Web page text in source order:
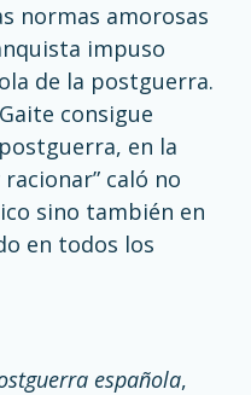
normas amorosas
impuso
de la postguerra.
consigue
en la
caló no
sino también en
en todos los
española,